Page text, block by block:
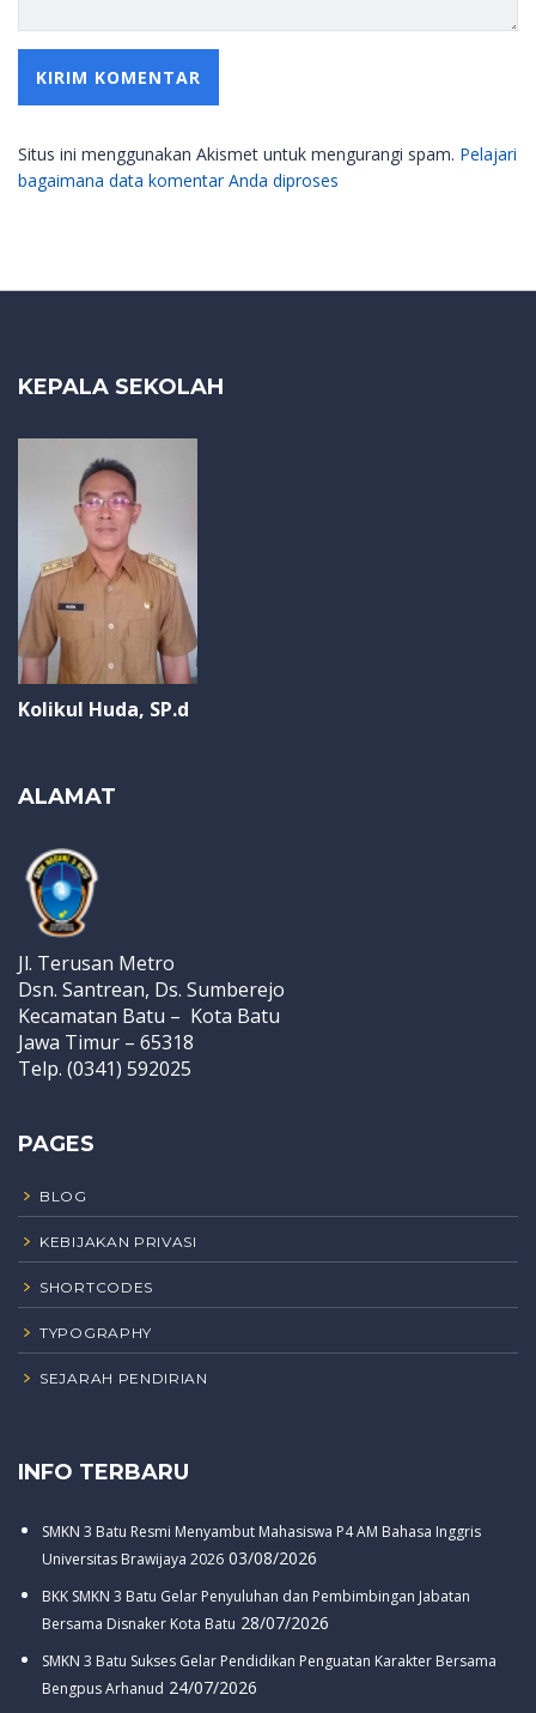
Situs ini menggunakan Akismet untuk mengurangi spam. Pelajari
bagaimana data komentar Anda diproses
KEPALA SEKOLAH
Kolikul Huda, SP.d
ALAMAT
Jl. Terusan Metro
Dsn. Santrean, Ds. Sumberejo
Kecamatan Batu – Kota Batu
Jawa Timur – 65318
Telp. (0341) 592025
PAGES
BLOG
KEBIJAKAN PRIVASI
SHORTCODES
TYPOGRAPHY
SEJARAH PENDIRIAN
INFO TERBARU
SMKN 3 Batu Resmi Menyambut Mahasiswa P4 AM Bahasa Inggris
Universitas Brawijaya 2026 03/08/2026
BKK SMKN 3 Batu Gelar Penyuluhan dan Pembimbingan Jabatan
Bersama Disnaker Kota Batu 28/07/2026
SMKN 3 Batu Sukses Gelar Pendidikan Penguatan Karakter Bersama
Bengpus Arhanud 24/07/2026